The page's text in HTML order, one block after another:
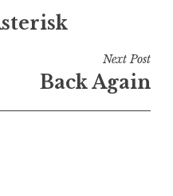
Next Post
Back Again